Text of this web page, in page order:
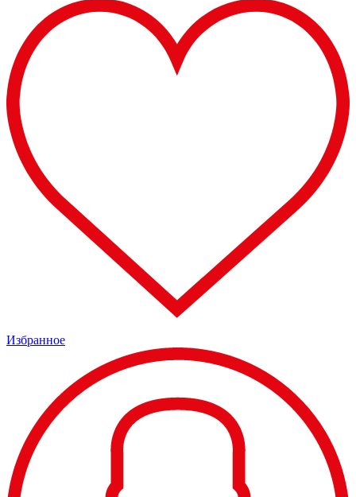
Избранное